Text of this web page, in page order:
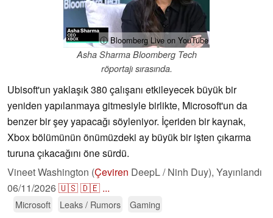
ⓘ Bloomberg Live on YouTube
Asha Sharma Bloomberg Tech
röportajı sırasında.
Ubisoft'un yaklaşık 380 çalışanı etkileyecek büyük bir
yeniden yapılanmaya gitmesiyle birlikte, Microsoft'un da
benzer bir şey yapacağı söyleniyor. İçeriden bir kaynak,
Xbox bölümünün önümüzdeki ay büyük bir işten çıkarma
turuna çıkacağını öne sürdü.
Vineet Washington (Çeviren DeepL / Ninh Duy), Yayınlandı
06/11/2026🇺🇸🇩🇪 ...
Microsoft Leaks / Rumors Gaming